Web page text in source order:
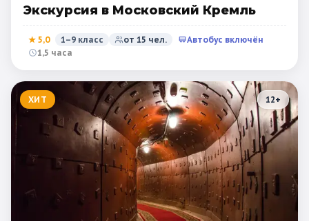
Экскурсия в Московский Кремль
★ 5,0 1–9 класс от 15 чел.
Автобус включён
1,5 часа
ХИТ 12+